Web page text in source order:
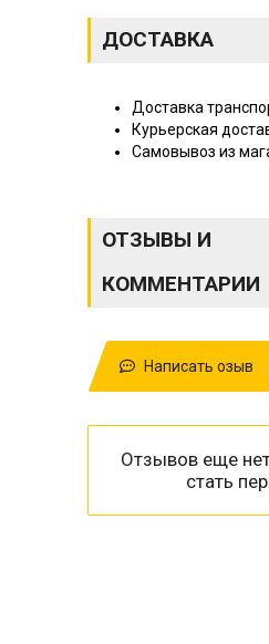
ДОСТАВКА
Доставка
Курьерская
Самовывоз из
ОТЗЫВЫ И
КОММЕНТАРИИ
Написать озыв
Отзывов еще
стать